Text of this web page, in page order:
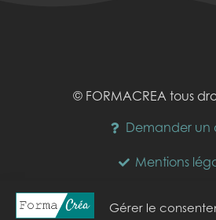
Gérer le
© FORMACREA tous
Demander un
Mentions
lundi :
09:00-17:00